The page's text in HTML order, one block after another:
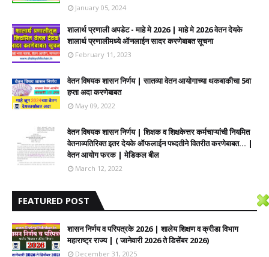
January 05, 2024
शालार्थ प्रणाली अपडेट - माहे मे 2026 | माहे मे 2026 वेतन देयके
शालार्थ प्रणालीमध्ये ऑनलाईन सादर करणेबाबत सूचना
February 11, 2023
वेतन विषयक शासन निर्णय | सातव्या वेतन आयोगाच्या थकबाकीचा 5वा
हप्ता अदा करणेबाबत
May 09, 2022
वेतन विषयक शासन निर्णय | शिक्षक व शिक्षकेत्तर कर्मचाऱ्यांची नियमित
वेतनाव्यतिरिक्त इतर देयके ऑफलाईन पध्दतीने वितरीत करणेबाबत... |
वेतन आयोग फरक | मेडिकल बील
March 12, 2022
FEATURED POST
शासन निर्णय व परिपत्रके 2026 | शालेय शिक्षण व क्रीडा विभाग
महाराष्ट्र राज्य | ( जानेवारी 2026 ते डिसेंबर 2026)
December 31, 2025